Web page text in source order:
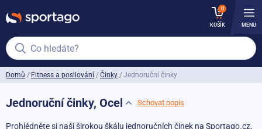
0
KOŠÍK MENU
Co hledáte?
Domů Fitness a posilování Činky Jednoruční činky
Jednoruční činky, Ocel Schovat popis
Prohlédněte si naší širokou škálu jednoručních činek na Sportago.cz,